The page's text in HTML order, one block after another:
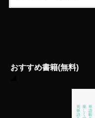
おすすめ書籍(無料)